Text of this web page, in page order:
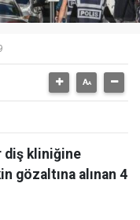
diş kliniğine
gözaltına alınan 4